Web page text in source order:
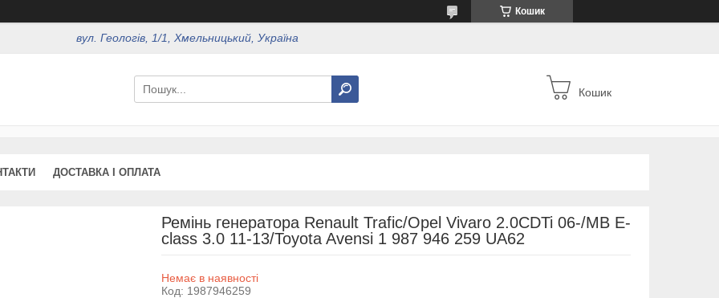
Кошик
вул. Геологів, 1/1, Хмельницький, Україна
Кошик
ДОСТАВКА І ОПЛАТА
Ремінь генератора Renault Trafic/Opel Vivaro 2.0CDTi 06-/MB E-
class 3.0 11-13/Toyota Avensi 1 987 946 259 UA62
Немає в наявності
Код: 1987946259